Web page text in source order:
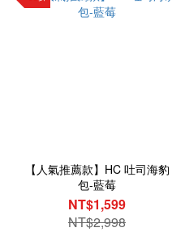
【人氣推薦款】HC 吐司海豹
包-藍莓
NT$1,599
NT$2,998